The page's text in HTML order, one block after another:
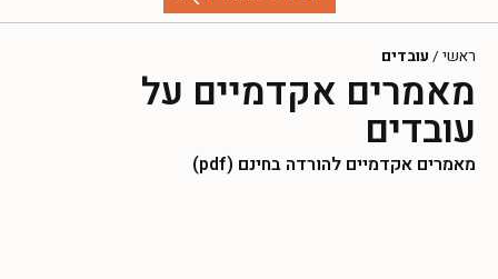
ראשי / עובדים
מאמרים אקדמיים על
עובדים
מאמרים אקדמיים להורדה בחינם (pdf)